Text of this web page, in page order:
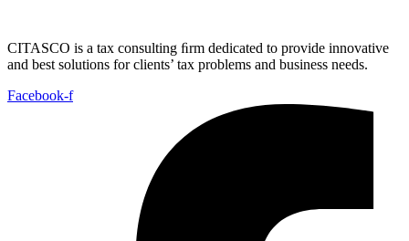
CITASCO is a tax consulting ﬁrm dedicated to provide innovative
and best solutions for clients’ tax problems and business needs.
Facebook-f